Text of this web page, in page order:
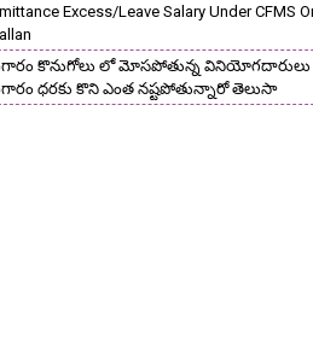
Excess/Leave Salary Under CFMS
కొనుగోలు లో మోసపోతున్న
ధరకు కొని ఎంత నష్టపోతున్నారో తెలుసా